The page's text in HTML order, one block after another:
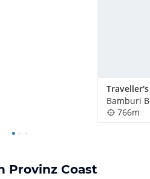
Bamburi
766m
Provinz Coast